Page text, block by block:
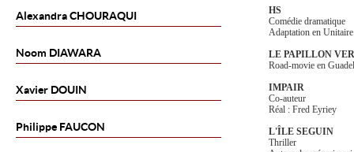
AlexandraCHOURAQUI
Noom DIAWARA
Xavier DOUIN
Philippe FAUCON
HS
Comédie dramatique
Adaptation en
LE PAPILLON
Road-movie en
IMPAIR
Co-auteur
Réal : Fred Eyriey
L'ÎLE SEGUIN
Thriller